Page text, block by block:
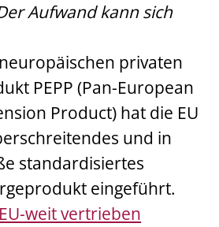
Aufwand kann sich
privaten
PEPP (Pan-European
Product) hat die EU
und in
standardisiertes
eingeführt.
weit vertrieben